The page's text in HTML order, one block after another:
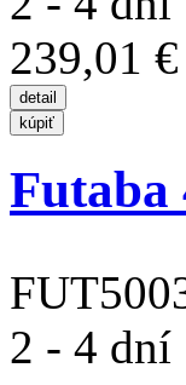
239,01 €
Futaba
2 - 4 dní